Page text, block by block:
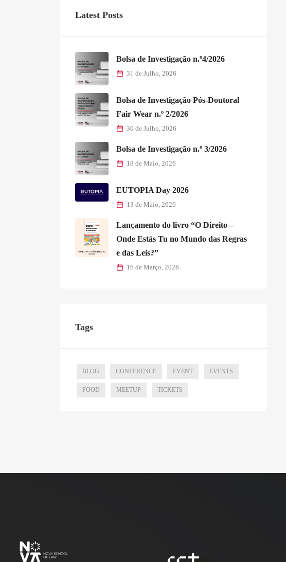
Latest Posts
Bolsa de Investigação n.º4/2026
31 de Julho, 2026
Bolsa de Investigação Pós-Doutoral
Fair Wear n.º 2/2026
30 de Julho, 2026
Bolsa de Investigação n.º 3/2026
18 de Maio, 2026
EUTOPIA Day 2026
13 de Maio, 2026
Lançamento do livro “O Direito –
Onde Estás Tu no Mundo das Regras
e das Leis?”
16 de Março, 2026
Tags
BLOG CONFERENCE EVENT EVENTS
FOOD MEETUP TICKETS